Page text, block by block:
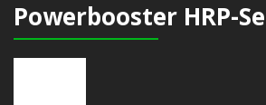
Powerbooster HRP-